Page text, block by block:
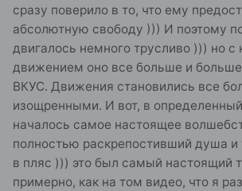
сразу поверило в то, что ему
абсолютную свободу ))) И поэтому
двигалось немного трусливо ))) но
движением оно все больше и
ВКУС. Движения становились все
изощренными. И вот, в
началось самое настоящее
полностью раскрепостивший душа и
в пляс ))) это был самый настоящий
примерно, как на том видео, что я